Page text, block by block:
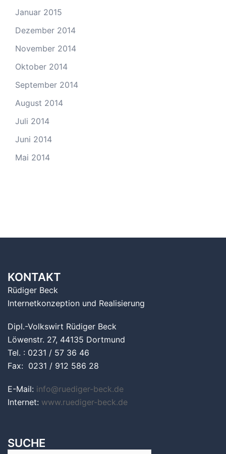
Januar 2015
Dezember 2014
November 2014
Oktober 2014
September 2014
August 2014
Juli 2014
Juni 2014
Mai 2014
KONTAKT
Rüdiger Beck
Internetkonzeption und Realisierung
Dipl.-Volkswirt Rüdiger Beck
Löwenstr. 27, 44135 Dortmund
Tel. : 0231 / 57 36 46
Fax: 0231 / 912 586 28
E-Mail: info@ruediger-beck.de
Internet: www.ruediger-beck.de
SUCHE